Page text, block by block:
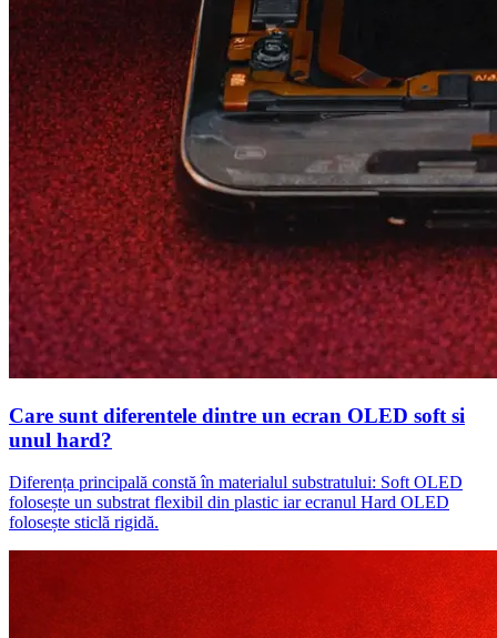
Care sunt diferentele dintre un ecran OLED soft si
unul hard?
Diferența principală constă în materialul substratului: Soft OLED
folosește un substrat flexibil din plastic iar ecranul Hard OLED
folosește sticlă rigidă.